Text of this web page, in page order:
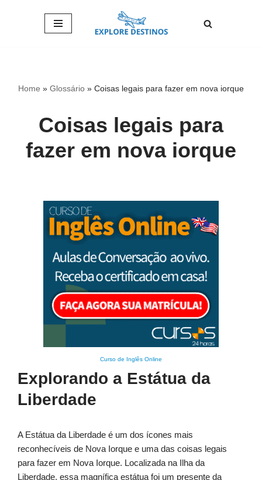
Home » Glossário » Coisas legais para fazer em nova iorque
Coisas legais para
fazer em nova iorque
Curso de Inglês Online
Explorando a Estátua da
Liberdade
A Estátua da Liberdade é um dos ícones mais
reconhecíveis de Nova Iorque e uma das coisas legais
para fazer em Nova Iorque. Localizada na Ilha da
Liberdade, essa magnífica estátua foi um presente da